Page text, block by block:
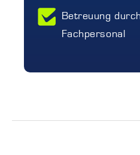
Betreuung
Fachpersonal